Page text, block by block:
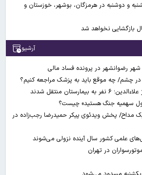
و دوشنبه در هرمزگان، بوشهر، خوزستان و
بازگشایی نخواهد شد
آرشیو
رضوانشهر در پرونده فساد مالی
در چشم/ چه موقع باید به پزشک مراجعه کنیم؟
منتقل شدند
سهمیه جنگ هستید» چیست؟
مداح/ پخش ویدئوی پیکر حمیدرضا رجب‌زاده در
علمی کشور سال آینده نزولی می‌شوند